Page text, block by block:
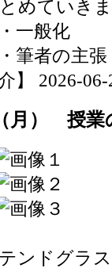
めていき
一般化
・筆者の主
】 2026-
月） 授業
ンドグラ